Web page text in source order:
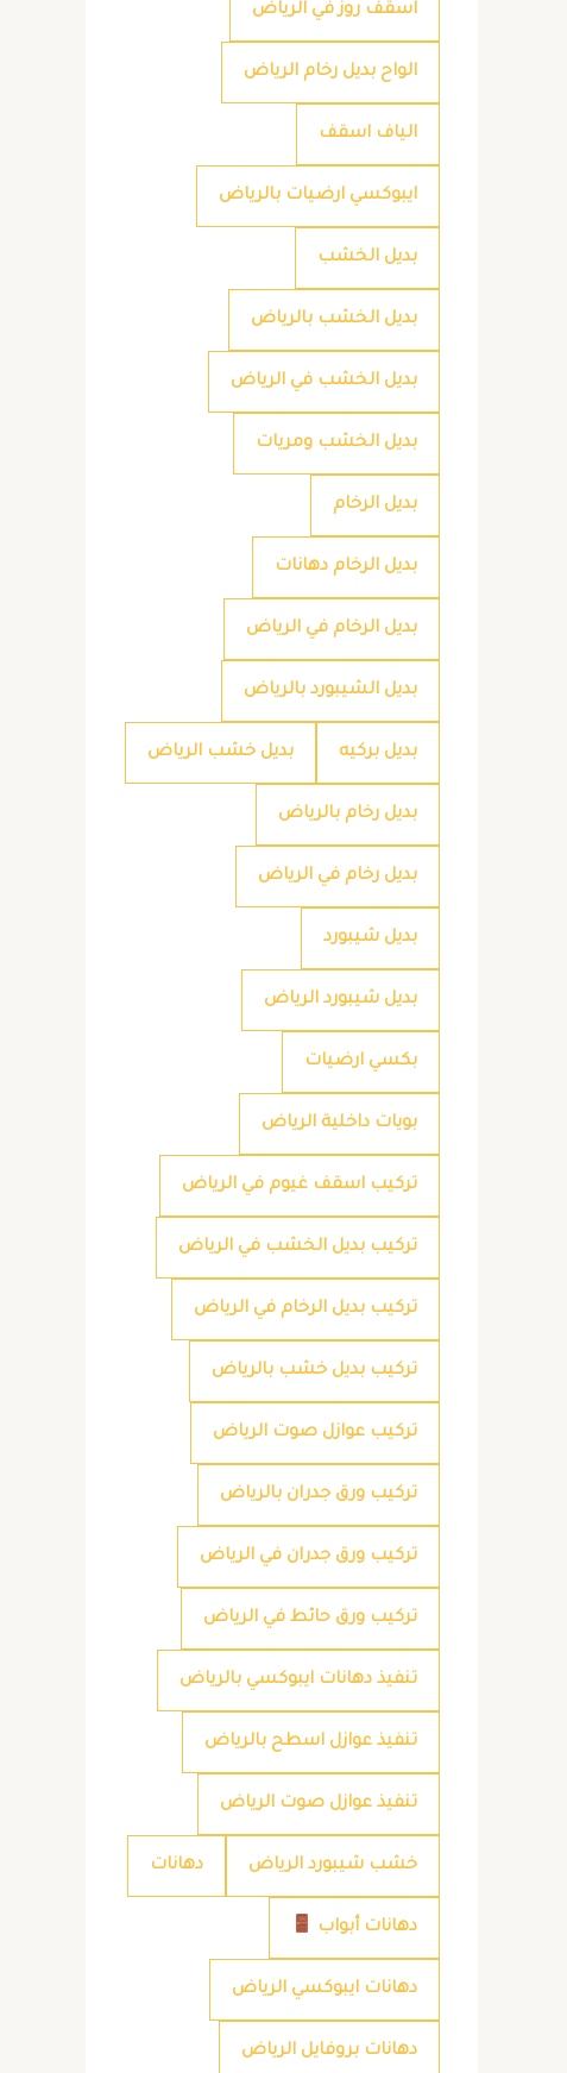
اسقف روز في الرياض
الواح بديل رخام الرياض
الياف اسقف
ايبوكسي ارضيات بالرياض
بديل الخشب
بديل الخشب بالرياض
بديل الخشب في الرياض
بديل الخشب ومريات
بديل الرخام
بديل الرخام دهانات
بديل الرخام في الرياض
بديل الشيبورد بالرياض
بديل بركيه بديل خشب الرياض
بديل رخام بالرياض
بديل رخام في الرياض
بديل شيبورد
بديل شيبورد الرياض
بكسي ارضيات
بويات داخلية الرياض
تركيب اسقف غيوم في الرياض
تركيب بديل الخشب في الرياض
تركيب بديل الرخام في الرياض
تركيب بديل خشب بالرياض
تركيب عوازل صوت الرياض
تركيب ورق جدران بالرياض
تركيب ورق جدران في الرياض
تركيب ورق حائط في الرياض
تنفيذ دهانات ايبوكسي بالرياض
تنفيذ عوازل اسطح بالرياض
تنفيذ عوازل صوت الرياض
خشب شيبورد الرياض دهانات
دهانات أبواب
دهانات ايبوكسي الرياض
دهانات بروفايل الرياض